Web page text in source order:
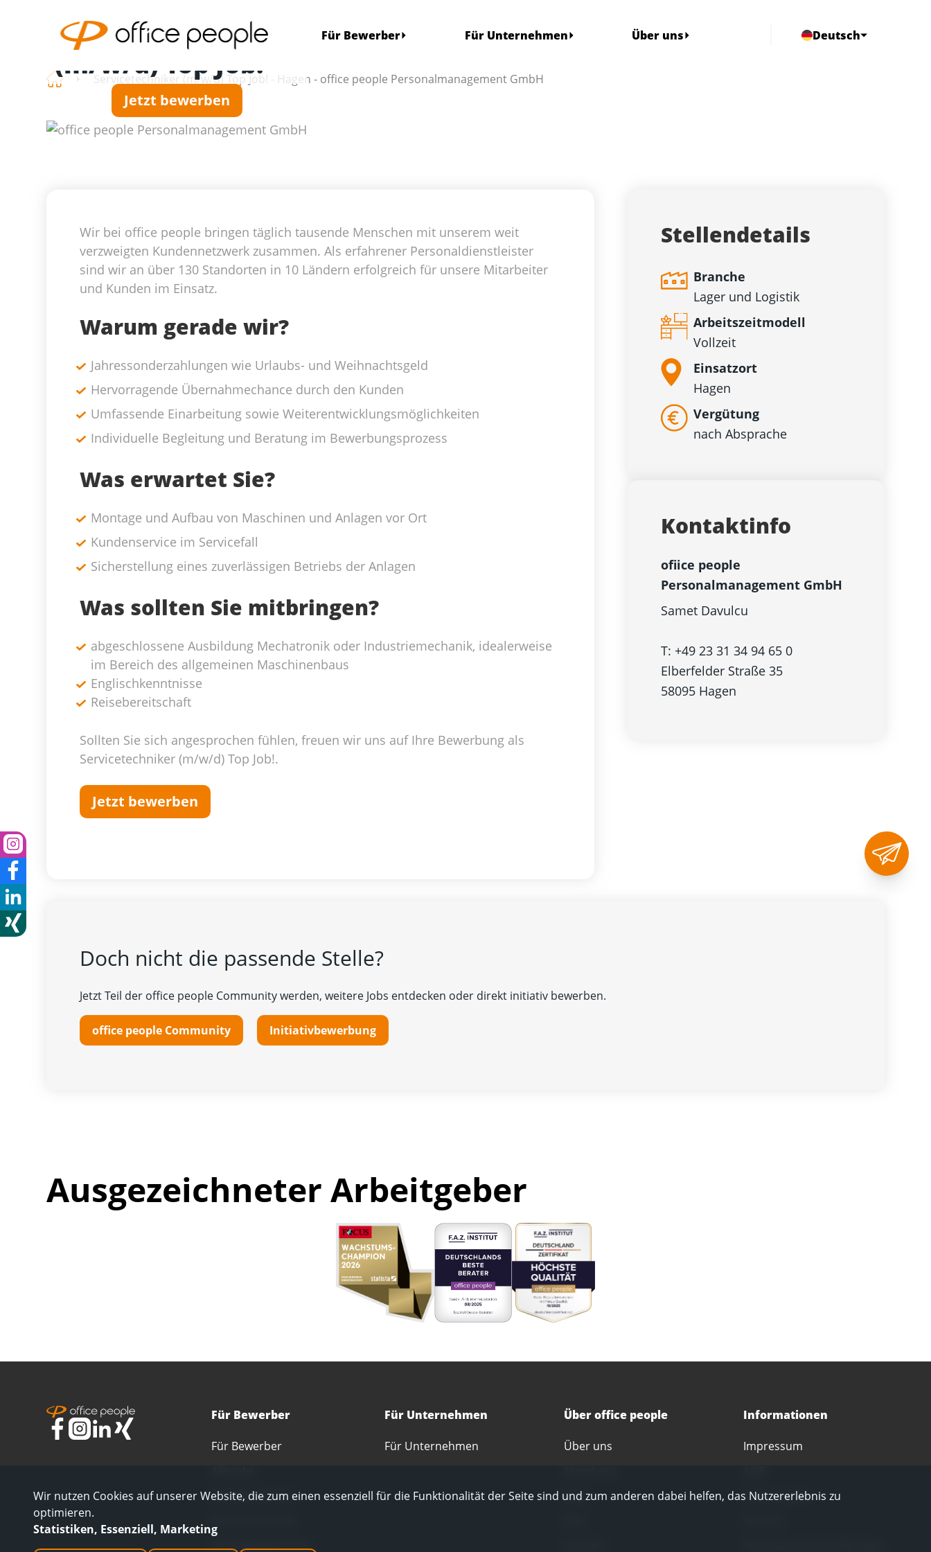
Für Bewerber Für Unternehmen Über uns Deutsch
Servicetechniker (m/w/d) Top Job! - Hagen - office people Personalmanagement GmbH
Servicetechniker
(m/w/d) Top Job!
Jetzt bewerben
Wir bei office people bringen täglich tausende Menschen mit unserem weit
verzweigten Kundennetzwerk zusammen. Als erfahrener Personaldienstleister
sind wir an über 130 Standorten in 10 Ländern erfolgreich für unsere Mitarbeiter
und Kunden im Einsatz.
Warum gerade wir?
Jahressonderzahlungen wie Urlaubs- und Weihnachtsgeld
Hervorragende Übernahmechance durch den Kunden
Umfassende Einarbeitung sowie Weiterentwicklungsmöglichkeiten
Individuelle Begleitung und Beratung im Bewerbungsprozess
Was erwartet Sie?
Montage und Aufbau von Maschinen und Anlagen vor Ort
Kundenservice im Servicefall
Sicherstellung eines zuverlässigen Betriebs der Anlagen
Was sollten Sie mitbringen?
abgeschlossene Ausbildung Mechatronik oder Industriemechanik, idealerweise
im Bereich des allgemeinen Maschinenbaus
Englischkenntnisse
Reisebereitschaft
Sollten Sie sich angesprochen fühlen, freuen wir uns auf Ihre Bewerbung als
Servicetechniker (m/w/d) Top Job!.
Jetzt bewerben
Stellendetails
Branche
Lager und Logistik
Arbeitszeitmodell
Vollzeit
Einsatzort
Hagen
Vergütung
nach Absprache
Kontaktinfo
ofiice people
Personalmanagement GmbH
Samet Davulcu
T: +49 23 31 34 94 65 0
Elberfelder Straße 35
58095 Hagen
Doch nicht die passende Stelle?
Jetzt Teil der office people Community werden, weitere Jobs entdecken oder direkt initiativ bewerben.
office people Community Initiativbewerbung
Ausgezeichneter Arbeitgeber
Für Bewerber
Für Bewerber
Alle Berufsfelder
Initiativbewerbung
Für Unternehmen
Für Unternehmen
Über office people
Über uns
Blog
Informationen
Impressum
Datenschutz
Wir nutzen Cookies auf unserer Website, die zum einen essenziell für die Funktionalität der Seite sind und zum anderen dabei helfen, das Nutzererlebnis zu
optimieren.
Statistiken, Essenziell, Marketing